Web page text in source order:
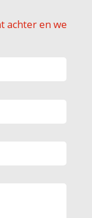
achter en we